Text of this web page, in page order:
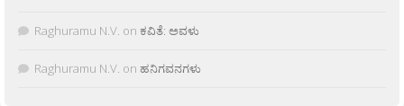
Raghuramu N.V. on ಕವಿತೆ: ಅವಳು
Raghuramu N.V. on ಹನಿಗವನಗಳು